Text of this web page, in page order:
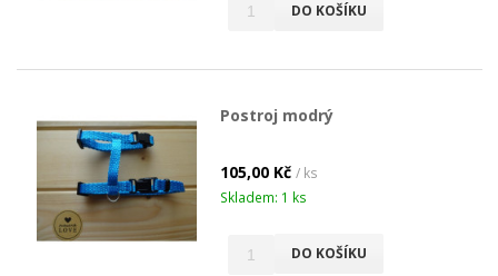
DO KOŠÍKU
Postroj modrý
105,00 Kč / ks
Skladem: 1 ks
DO KOŠÍKU